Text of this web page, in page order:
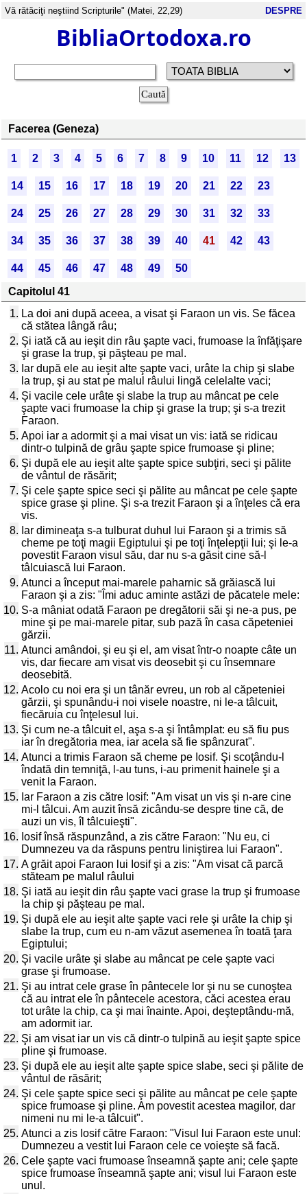
Vă rătăciţi neştiind Scripturile" (Matei, 22,29) DESPRE
BibliaOrtodoxa.ro
Facerea (Geneza)
1 2 3 4 5 6 7 8 9 10 11 12 13
14 15 16 17 18 19 20 21 22 23
24 25 26 27 28 29 30 31 32 33
34 35 36 37 38 39 40 41 42 43
44 45 46 47 48 49
50
Capitolul 41
1. La doi ani după aceea, a visat şi Faraon un vis. Se făcea
că stătea lângă râu;
2. Şi iată că au ieşit din râu şapte vaci, frumoase la înfăţişare
şi grase la trup, şi păşteau pe mal.
3. Iar după ele au ieşit alte şapte vaci, urâte la chip şi slabe
la trup, şi au stat pe malul râului lingă celelalte vaci;
4. Şi vacile cele urâte şi slabe la trup au mâncat pe cele
şapte vaci frumoase la chip şi grase la trup; şi s-a trezit
Faraon.
5. Apoi iar a adormit şi a mai visat un vis: iată se ridicau
dintr-o tulpină de grâu şapte spice frumoase şi pline;
6. Şi după ele au ieşit alte şapte spice subţiri, seci şi pălite
de vântul de răsărit;
7. Şi cele şapte spice seci şi pălite au mâncat pe cele şapte
spice grase şi pline. Şi s-a trezit Faraon şi a înţeles că era
vis.
8. Iar dimineaţa s-a tulburat duhul lui Faraon şi a trimis să
cheme pe toţi magii Egiptului şi pe toţi înţelepţii lui; şi le-a
povestit Faraon visul său, dar nu s-a găsit cine să-l
tâlcuiască lui Faraon.
9. Atunci a început mai-marele paharnic să grăiască lui
Faraon şi a zis: "Îmi aduc aminte astăzi de păcatele mele:
10. S-a mâniat odată Faraon pe dregătorii săi şi ne-a pus, pe
mine şi pe mai-marele pitar, sub pază în casa căpeteniei
gărzii.
11. Atunci amândoi, şi eu şi el, am visat într-o noapte câte un
vis, dar fiecare am visat vis deosebit şi cu însemnare
deosebită.
12. Acolo cu noi era şi un tânăr evreu, un rob al căpeteniei
gărzii, şi spunându-i noi visele noastre, ni le-a tâlcuit,
fiecăruia cu înţelesul lui.
13. Şi cum ne-a tâlcuit el, aşa s-a şi întâmplat: eu să fiu pus
iar în dregătoria mea, iar acela să fie spânzurat".
14. Atunci a trimis Faraon să cheme pe Iosif. Şi scoţându-l
îndată din temniţă, l-au tuns, i-au primenit hainele şi a
venit la Faraon.
15. Iar Faraon a zis către Iosif: "Am visat un vis şi n-are cine
mi-l tâlcui. Am auzit însă zicându-se despre tine că, de
auzi un vis, îl tâlcuieşti".
16. Iosif însă răspunzând, a zis către Faraon: "Nu eu, ci
Dumnezeu va da răspuns pentru liniştirea lui Faraon".
17. A grăit apoi Faraon lui Iosif şi a zis: "Am visat că parcă
stăteam pe malul râului
18. Şi iată au ieşit din râu şapte vaci grase la trup şi frumoase
la chip şi păşteau pe mal.
19. Şi după ele au ieşit alte şapte vaci rele şi urâte la chip şi
slabe la trup, cum eu n-am văzut asemenea în toată ţara
Egiptului;
20. Şi vacile urâte şi slabe au mâncat pe cele şapte vaci
grase şi frumoase.
21. Şi au intrat cele grase în pântecele lor şi nu se cunoştea
că au intrat ele în pântecele acestora, căci acestea erau
tot urâte la chip, ca şi mai înainte. Apoi, deşteptându-mă,
am adormit iar.
22. Şi am visat iar un vis că dintr-o tulpină au ieşit şapte spice
pline şi frumoase.
23. Şi după ele au ieşit alte şapte spice slabe, seci şi pălite de
vântul de răsărit;
24. Şi cele şapte spice seci şi pălite au mâncat pe cele şapte
spice frumoase şi pline. Am povestit acestea magilor, dar
nimeni nu mi le-a tâlcuit".
25. Atunci a zis Iosif către Faraon: "Visul lui Faraon este unul:
Dumnezeu a vestit lui Faraon cele ce voieşte să facă.
26. Cele şapte vaci frumoase înseamnă şapte ani; cele şapte
spice frumoase înseamnă şapte ani; visul lui Faraon este
unul.